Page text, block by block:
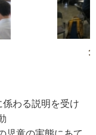
わる説明を受け
実践行動